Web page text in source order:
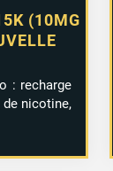
(10MG
: recharge
nicotine,